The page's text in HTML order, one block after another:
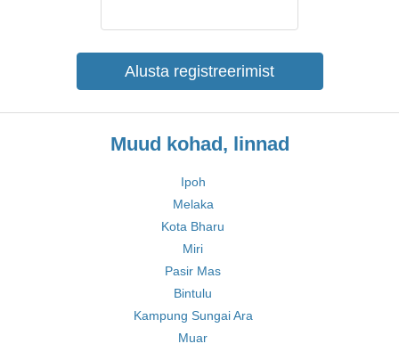
Alusta registreerimist
Muud kohad, linnad
Ipoh
Melaka
Kota Bharu
Miri
Pasir Mas
Bintulu
Kampung Sungai Ara
Muar